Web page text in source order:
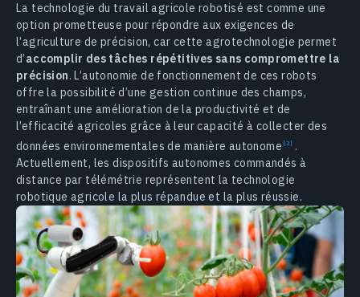
La technologie du travail agricole robotisé est comme une
option prometteuse pour répondre aux exigences de
l’agriculture de précision, car cette agrotechnologie permet
d’accomplir des tâches répétitives sans compromettre la
précision. L’autonomie de fonctionnement de ces robots
offre la possibilité d’une gestion continue des champs,
entraînant une amélioration de la productivité et de
l’efficacité agricoles grâce à leur capacité à collecter des
données environnementales de manière autonome
.
Actuellement, les dispositifs autonomes commandés à
distance par télémétrie représentent la technologie
robotique agricole la plus répandue et la plus réussie.